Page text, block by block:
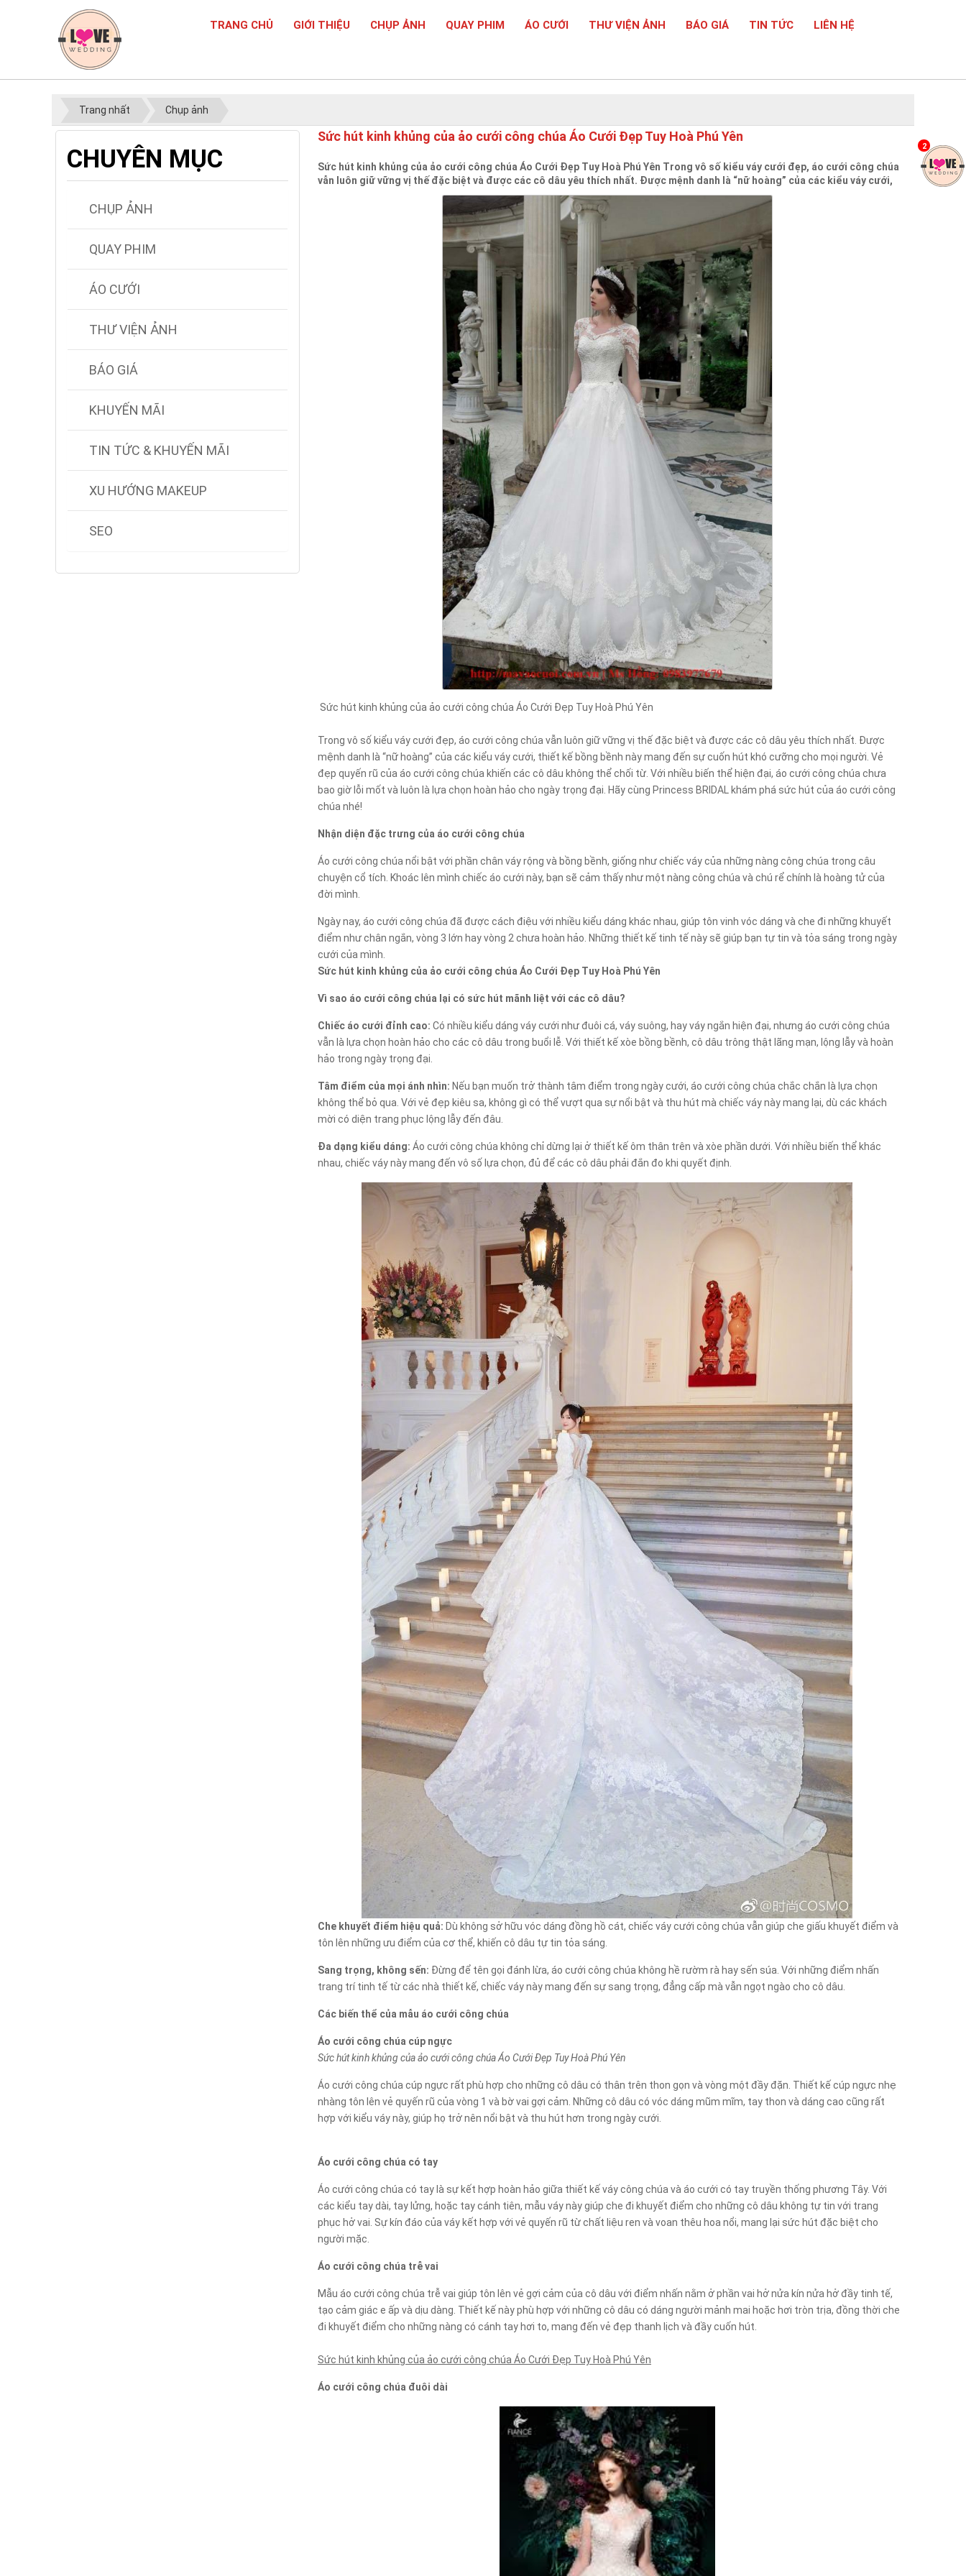
TRANG CHỦ GIỚI THIỆU CHỤP ẢNH QUAY PHIM ÁO CƯỚI THƯ VIỆN ẢNH BÁO GIÁ TIN TỨC LIÊN HỆ
Trang nhất Chụp ảnh
Sức hút kinh khủng của ảo cưới công chúa Áo Cưới Đẹp Tuy Hoà Phú Yên
Sức hút kinh khủng của ảo cưới công chúa Áo Cưới Đẹp Tuy Hoà Phú Yên Trong vô số kiểu váy cưới đẹp, áo cưới công chúa
vẫn luôn giữ vững vị thế đặc biệt và được các cô dâu yêu thích nhất. Được mệnh danh là “nữ hoàng” của các kiểu váy cưới,
Sức hút kinh khủng của ảo cưới công chúa Áo Cưới Đẹp Tuy Hoà Phú Yên
Trong vô số kiểu váy cưới đẹp, áo cưới công chúa vẫn luôn giữ vững vị thế đặc biệt và được các cô dâu yêu thích nhất. Được
mệnh danh là “nữ hoàng” của các kiểu váy cưới, thiết kế bồng bềnh này mang đến sự cuốn hút khó cưỡng cho mọi người. Vẻ
đẹp quyến rũ của áo cưới công chúa khiến các cô dâu không thể chối từ. Với nhiều biến thể hiện đại, áo cưới công chúa chưa
bao giờ lỗi mốt và luôn là lựa chọn hoàn hảo cho ngày trọng đại. Hãy cùng Princess BRIDAL khám phá sức hút của áo cưới công
chúa nhé!
Nhận diện đặc trưng của áo cưới công chúa
Áo cưới công chúa nổi bật với phần chân váy rộng và bồng bềnh, giống như chiếc váy của những nàng công chúa trong câu
chuyện cổ tích. Khoác lên mình chiếc áo cưới này, bạn sẽ cảm thấy như một nàng công chúa và chú rể chính là hoàng tử của
đời mình.
Ngày nay, áo cưới công chúa đã được cách điệu với nhiều kiểu dáng khác nhau, giúp tôn vinh vóc dáng và che đi những khuyết
điểm như chân ngắn, vòng 3 lớn hay vòng 2 chưa hoàn hảo. Những thiết kế tinh tế này sẽ giúp bạn tự tin và tỏa sáng trong ngày
cưới của mình.
Sức hút kinh khủng của ảo cưới công chúa Áo Cưới Đẹp Tuy Hoà Phú Yên
Vì sao áo cưới công chúa lại có sức hút mãnh liệt với các cô dâu?
Chiếc áo cưới đỉnh cao: Có nhiều kiểu dáng váy cưới như đuôi cá, váy suông, hay váy ngắn hiện đại, nhưng áo cưới công chúa
vẫn là lựa chọn hoàn hảo cho các cô dâu trong buổi lễ. Với thiết kế xòe bồng bềnh, cô dâu trông thật lãng mạn, lộng lẫy và hoàn
hảo trong ngày trọng đại.
Tâm điểm của mọi ánh nhìn: Nếu bạn muốn trở thành tâm điểm trong ngày cưới, áo cưới công chúa chắc chắn là lựa chọn
không thể bỏ qua. Với vẻ đẹp kiêu sa, không gì có thể vượt qua sự nổi bật và thu hút mà chiếc váy này mang lại, dù các khách
mời có diện trang phục lộng lẫy đến đâu.
Đa dạng kiểu dáng: Áo cưới công chúa không chỉ dừng lại ở thiết kế ôm thân trên và xòe phần dưới. Với nhiều biến thể khác
nhau, chiếc váy này mang đến vô số lựa chọn, đủ để các cô dâu phải đắn đo khi quyết định.
Che khuyết điểm hiệu quả: Dù không sở hữu vóc dáng đồng hồ cát, chiếc váy cưới công chúa vẫn giúp che giấu khuyết điểm và
tôn lên những ưu điểm của cơ thể, khiến cô dâu tự tin tỏa sáng.
Sang trọng, không sến: Đừng để tên gọi đánh lừa, áo cưới công chúa không hề rườm rà hay sến súa. Với những điểm nhấn
trang trí tinh tế từ các nhà thiết kế, chiếc váy này mang đến sự sang trọng, đẳng cấp mà vẫn ngọt ngào cho cô dâu.
Các biến thể của mẫu áo cưới công chúa
Áo cưới công chúa cúp ngực
Sức hút kinh khủng của ảo cưới công chúa Áo Cưới Đẹp Tuy Hoà Phú Yên
Áo cưới công chúa cúp ngực rất phù hợp cho những cô dâu có thân trên thon gọn và vòng một đầy đặn. Thiết kế cúp ngực nhẹ
nhàng tôn lên vẻ quyến rũ của vòng 1 và bờ vai gợi cảm. Những cô dâu có vóc dáng mũm mĩm, tay thon và dáng cao cũng rất
hợp với kiểu váy này, giúp họ trở nên nổi bật và thu hút hơn trong ngày cưới.
Áo cưới công chúa có tay
Áo cưới công chúa có tay là sự kết hợp hoàn hảo giữa thiết kế váy công chúa và áo cưới có tay truyền thống phương Tây. Với
các kiểu tay dài, tay lửng, hoặc tay cánh tiên, mẫu váy này giúp che đi khuyết điểm cho những cô dâu không tự tin với trang
phục hở vai. Sự kín đáo của váy kết hợp với vẻ quyến rũ từ chất liệu ren và voan thêu hoa nổi, mang lại sức hút đặc biệt cho
người mặc.
Áo cưới công chúa trễ vai
Mẫu áo cưới công chúa trễ vai giúp tôn lên vẻ gợi cảm của cô dâu với điểm nhấn nằm ở phần vai hở nửa kín nửa hở đầy tinh tế,
tạo cảm giác e ấp và dịu dàng. Thiết kế này phù hợp với những cô dâu có dáng người mảnh mai hoặc hơi tròn trịa, đồng thời che
đi khuyết điểm cho những nàng có cánh tay hơi to, mang đến vẻ đẹp thanh lịch và đầy cuốn hút.
Sức hút kinh khủng của ảo cưới công chúa Áo Cưới Đẹp Tuy Hoà Phú Yên
Áo cưới công chúa đuôi dài
CHUYÊN MỤC
CHỤP ẢNH
QUAY PHIM
ÁO CƯỚI
THƯ VIỆN ẢNH
BÁO GIÁ
KHUYẾN MÃI
TIN TỨC & KHUYẾN MÃI
XU HƯỚNG MAKEUP
SEO
2